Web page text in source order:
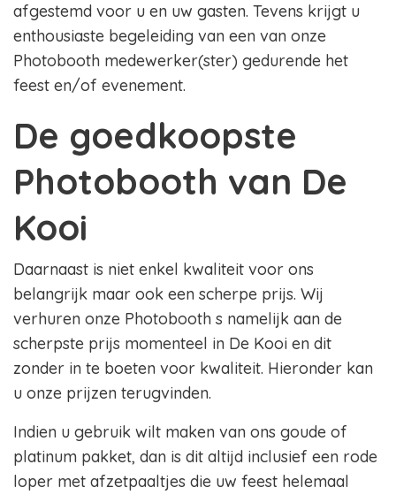
afgestemd voor u en uw gasten. Tevens krijgt u
enthousiaste begeleiding van een van onze
Photobooth medewerker(ster) gedurende het
feest en/of evenement.
De goedkoopste
Photobooth van De
Kooi
Daarnaast is niet enkel kwaliteit voor ons
belangrijk maar ook een scherpe prijs. Wij
verhuren onze Photobooth s namelijk aan de
scherpste prijs momenteel in De Kooi en dit
zonder in te boeten voor kwaliteit. Hieronder kan
u onze prijzen terugvinden.
Indien u gebruik wilt maken van ons goude of
platinum pakket, dan is dit altijd inclusief een rode
loper met afzetpaaltjes die uw feest helemaal